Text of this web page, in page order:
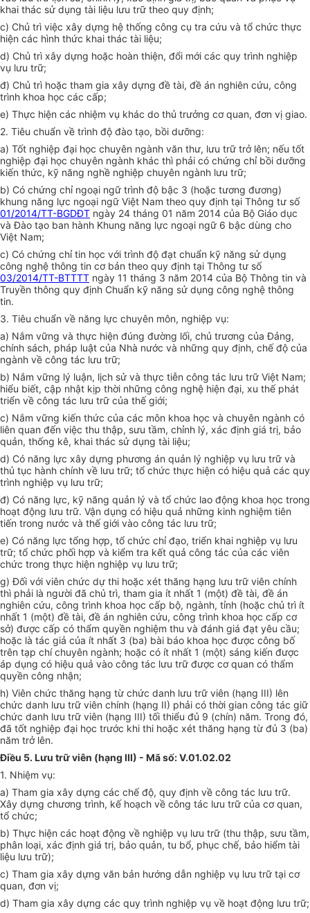
khai thác sử dụng tài liệu lưu trữ theo quy định;
c) Chủ trì việc xây dựng hệ thống công cụ tra cứu và tổ chức thực
hiện các hình thức khai thác tài liệu;
d) Chủ trì xây dựng hoặc hoàn thiện, đổi mới các quy trình nghiệp
vụ lưu trữ;
đ) Chủ trì hoặc tham gia xây dựng đề tài, đề án nghiên cứu, công
trình khoa học các cấp;
e) Thực hiện các nhiệm vụ khác do thủ trưởng cơ quan, đơn vị giao.
2. Tiêu chuẩn về trình độ đào tạo, bồi dưỡng:
a) Tốt nghiệp đại học chuyên ngành văn thư, lưu trữ trở lên; nếu tốt
nghiệp đại học chuyên ngành khác thì phải có chứng chỉ bồi dưỡng
kiến thức, kỹ năng nghề nghiệp chuyên ngành lưu trữ;
b) Có chứng chỉ ngoại ngữ trình độ bậc 3 (hoặc tương đương)
khung năng lực ngoại ngữ Việt Nam theo quy định tại Thông tư số
01/2014/TT-BGDĐT ngày 24 tháng 01 năm 2014 của Bộ Giáo dục
và Đào tạo ban hành Khung năng lực ngoại ngữ 6 bậc dùng cho
Việt Nam;
c) Có chứng chỉ tin học với trình độ đạt chuẩn kỹ năng sử dụng
công nghệ thông tin cơ bản theo quy định tại Thông tư số
03/2014/TT-BTTTT ngày 11 tháng 3 năm 2014 của Bộ Thông tin và
Truyền thông quy định Chuẩn kỹ năng sử dụng công nghệ thông
tin.
3. Tiêu chuẩn về năng lực chuyên môn, nghiệp vụ:
a) Nắm vững và thực hiện đúng đường lối, chủ trương của Đảng,
chính sách, pháp luật của Nhà nước và những quy định, chế độ của
ngành về công tác lưu trữ;
b) Nắm vững lý luận, lịch sử và thực tiễn công tác lưu trữ Việt Nam;
hiểu biết, cập nhật kịp thời những công nghệ hiện đại, xu thế phát
triển về công tác lưu trữ của thế giới;
c) Nắm vững kiến thức của các môn khoa học và chuyên ngành có
liên quan đến việc thu thập, sưu tầm, chỉnh lý, xác định giá trị, bảo
quản, thống kê, khai thác sử dụng tài liệu;
d) Có năng lực xây dựng phương án quản lý nghiệp vụ lưu trữ và
thủ tục hành chính về lưu trữ; tổ chức thực hiện có hiệu quả các quy
trình nghiệp vụ lưu trữ;
đ) Có năng lực, kỹ năng quản lý và tổ chức lao động khoa học trong
hoạt động lưu trữ. Vận dụng có hiệu quả những kinh nghiệm tiên
tiến trong nước và thế giới vào công tác lưu trữ;
e) Có năng lực tổng hợp, tổ chức chỉ đạo, triển khai nghiệp vụ lưu
trữ; tổ chức phối hợp và kiểm tra kết quả công tác của các viên
chức trong thực hiện nghiệp vụ lưu trữ;
g) Đối với viên chức dự thi hoặc xét thăng hạng lưu trữ viên chính
thì phải là người đã chủ trì, tham gia ít nhất 1 (một) đề tài, đề án
nghiên cứu, công trình khoa học cấp bộ, ngành, tỉnh (hoặc chủ trì ít
nhất 1 (một) đề tài, đề án nghiên cứu, công trình khoa học cấp cơ
sở) được cấp có thẩm quyền nghiệm thu và đánh giá đạt yêu cầu;
hoặc là tác giả của ít nhất 3 (ba) bài báo khoa học được công bố
trên tạp chí chuyên ngành; hoặc có ít nhất 1 (một) sáng kiến được
áp dụng có hiệu quả vào công tác lưu trữ được cơ quan có thẩm
quyền công nhận;
h) Viên chức thăng hạng từ chức danh lưu trữ viên (hạng III) lên
chức danh lưu trữ viên chính (hạng II) phải có thời gian công tác giữ
chức danh lưu trữ viên (hạng III) tối thiểu đủ 9 (chín) năm. Trong đó,
đã tốt nghiệp đại học trước khi thi hoặc xét thăng hạng từ đủ 3 (ba)
năm trở lên.
Điều 5. Lưu trữ viên (hạng III) - Mã số: V.01.02.02
1. Nhiệm vụ:
a) Tham gia xây dựng các chế độ, quy định về công tác lưu trữ.
Xây dựng chương trình, kế hoạch về công tác lưu trữ của cơ quan,
tổ chức;
b) Thực hiện các hoạt động về nghiệp vụ lưu trữ (thu thập, sưu tầm,
phân loại, xác định giá trị, bảo quản, tu bổ, phục chế, bảo hiểm tài
liệu lưu trữ);
c) Tham gia xây dựng văn bản hướng dẫn nghiệp vụ lưu trữ tại cơ
quan, đơn vị;
d) Tham gia xây dựng các quy trình nghiệp vụ về hoạt động lưu trữ;